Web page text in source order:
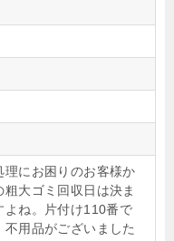
理にお困りのお客様か
大ゴミ回収日は決ま
よね。片付け110番で
用品がございました